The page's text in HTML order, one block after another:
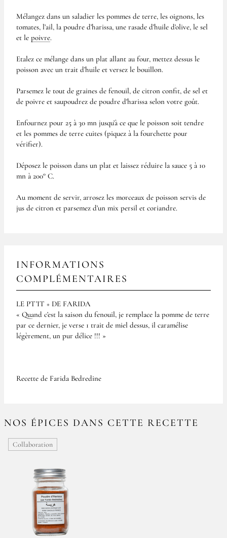
Mélangez dans un saladier les pommes de terre, les oignons, les
tomates, l’ail, la poudre d’harissa, une rasade d’huile d’olive, le sel
et le poivre.
Etalez ce mélange dans un plat allant au four, mettez dessus le
poisson avec un trait d’huile et versez le bouillon.
Parsemez le tout de graines de fenouil, de citron confit, de sel et
de poivre et saupoudrez de poudre d'harissa selon votre goût.
Enfournez pour 25 à 30 mn jusqu’à ce que le poisson soit tendre
et les pommes de terre cuites (piquez à la fourchette pour
vérifier).
Déposez le poisson dans un plat et laissez réduire la sauce 5 à 10
mn à 200° C.
Au moment de servir, arrosez les morceaux de poisson servis de
jus de citron et parsemez d’un mix persil et coriandre.
INFORMATIONS
COMPLÉMENTAIRES
LE PT’IT + DE FARIDA
« Quand c’est la saison du fenouil, je remplace la pomme de terre
par ce dernier, je verse 1 trait de miel dessus, il caramélise
légèrement, un pur délice !!! »
Recette de Farida Bedredine
NOS ÉPICES DANS CETTE RECETTE
Collaboration